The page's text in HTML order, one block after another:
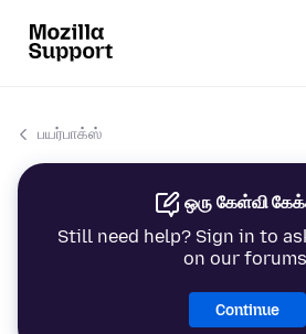
பயர்பாக்ஸ்
ஒரு கேள்வி
Still need help? Sign in to
on our
Continue